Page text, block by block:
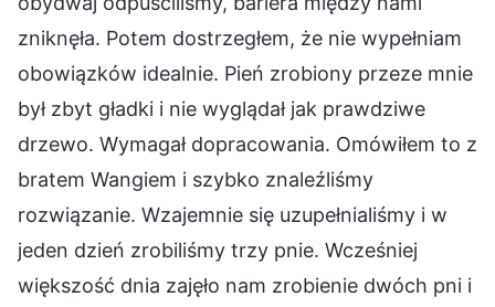
zniknęła. Potem dostrzegłem, że nie wypełniam
obowiązków idealnie. Pień zrobiony przeze mnie
był zbyt gładki i nie wyglądał jak prawdziwe
drzewo. Wymagał dopracowania. Omówiłem to z
bratem Wangiem i szybko znaleźliśmy
rozwiązanie. Wzajemnie się uzupełnialiśmy i w
jeden dzień zrobiliśmy trzy pnie. Wcześniej
większość dnia zajęło nam zrobienie dwóch pni i